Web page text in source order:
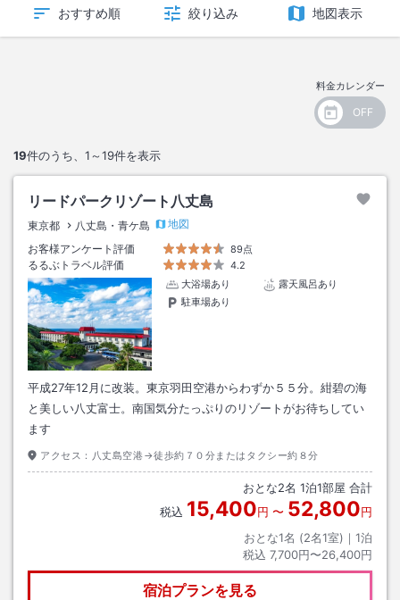
おすすめ順 絞り込み 地図表示
料金カレンダー
19件のうち、 1～19件を表示
リードパークリゾート八丈島
東京都 八丈島・青ケ島
地図
お客様アンケート評価
89点
るるぶトラベル評価
4.2
大浴場あり
露天風呂あり
駐車場あり
平成27年12月に改装。東京羽田空港からわずか５５分。紺碧の海
と美しい八丈富士。南国気分たっぷりのリゾートがお待ちしてい
ます
アクセス： 八丈島空港→徒歩約７０分またはタクシー約８分
おとな2名 1泊1部屋 合計
税込 15,400円 〜 52,800円
おとな1名 (2名1室)｜ 1泊
税込 7,700円〜26,400円
宿泊プランを見る